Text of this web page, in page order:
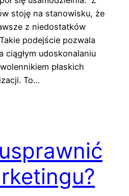
stoję na stanowisku, że
z niedostatków
podejście pozwala
ciągłym udoskonalaniu
płaskich
To…